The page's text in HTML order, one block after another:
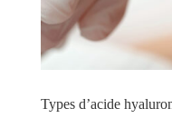
Types d’acide